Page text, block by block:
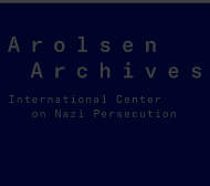
Arolsen
Archives